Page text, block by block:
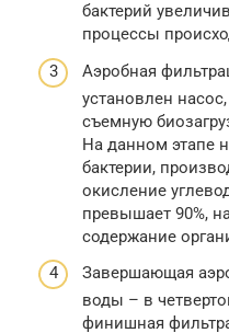
бактерий
процессы
Аэробная
установлен
съемную
На данном этапе
бактерии,
окисление
превышает 90%,
содержание
Завершающая
воды – в
финишная